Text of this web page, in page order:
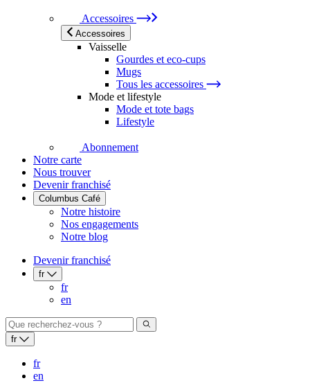
Accessoires
Accessoires
Vaisselle
Gourdes et eco-cups
Mugs
Tous les accessoires
Mode et lifestyle
Mode et tote bags
Lifestyle
Abonnement
Notre carte
Nous trouver
Devenir franchisé
Columbus Café
Notre histoire
Nos engagements
Notre blog
Devenir franchisé
fr
fr
en
fr
fr
en